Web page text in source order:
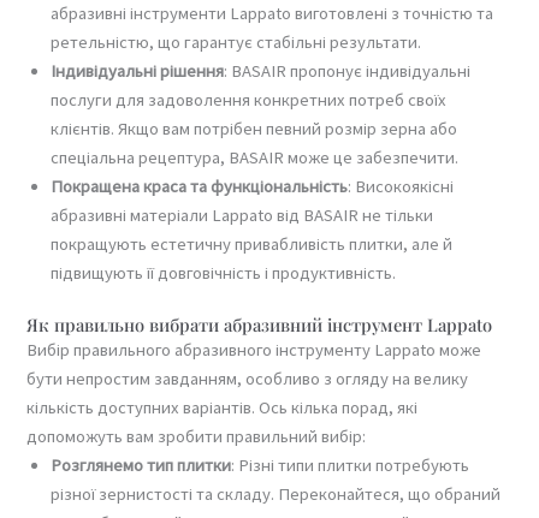
абразивні інструменти Lappato виготовлені з точністю та
ретельністю, що гарантує стабільні результати.
Індивідуальні рішення: BASAIR пропонує індивідуальні
послуги для задоволення конкретних потреб своїх
клієнтів. Якщо вам потрібен певний розмір зерна або
спеціальна рецептура, BASAIR може це забезпечити.
Покращена краса та функціональність: Високоякісні
абразивні матеріали Lappato від BASAIR не тільки
покращують естетичну привабливість плитки, але й
підвищують її довговічність і продуктивність.
Як правильно вибрати абразивний інструмент Lappato
Вибір правильного абразивного інструменту Lappato може
бути непростим завданням, особливо з огляду на велику
кількість доступних варіантів. Ось кілька порад, які
допоможуть вам зробити правильний вибір:
Розглянемо тип плитки: Різні типи плитки потребують
різної зернистості та складу. Переконайтеся, що обраний